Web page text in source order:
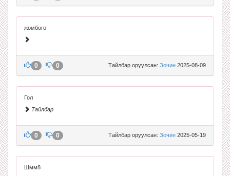
жомбого
Тайлбар оруулсан: Зочин 2025-08-09
0 0
Гол
Тайлбар
Тайлбар оруулсан: Зочин 2025-05-19
0 0
Шмм8